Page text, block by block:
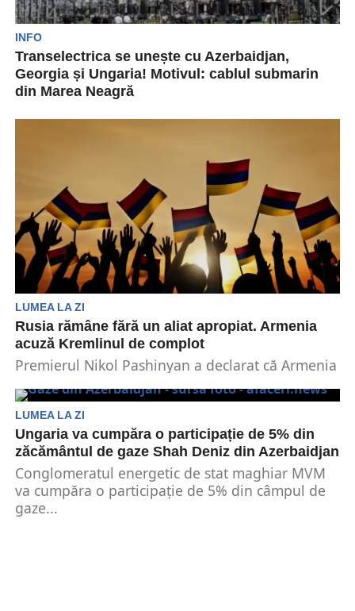
INFO
Transelectrica se unește cu Azerbaidjan,
Georgia și Ungaria! Motivul: cablul submarin
din Marea Neagră
LUMEA LA ZI
Rusia rămâne fără un aliat apropiat. Armenia
acuză Kremlinul de complot
Premierul Nikol Pashinyan a declarat că Armenia
Acesta a...
LUMEA LA ZI
Ungaria va cumpăra o participație de 5% din
zăcământul de gaze Shah Deniz din Azerbaidjan
Conglomeratul energetic de stat maghiar MVM
va cumpăra o participație de 5% din câmpul de
gaze...